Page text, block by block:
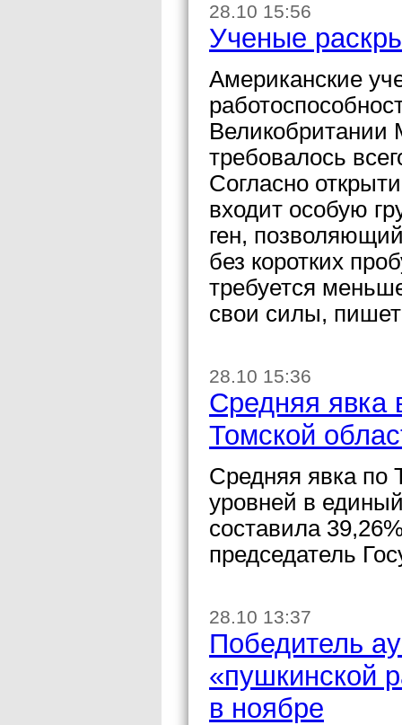
28.10 15:56
Ученые
Американские
Великобритании
требовалось
Согласно
входит особую
ген,
без коротких
требуется
свои силы,
28.10 15:36
Средняя явка
Томской
Средняя явка по
уровней в
составила
председатель
28.10 13:37
Победитель
«пушкинской
в ноябре